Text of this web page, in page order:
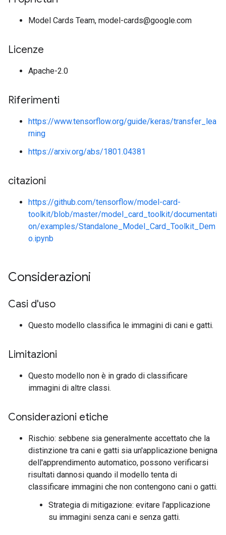
Model Cards Team, model-cards@google.com
Licenze
Apache-2.0
Riferimenti
https://www.tensorflow.org/guide/keras/transfer_lea
rning
https://arxiv.org/abs/1801.04381
citazioni
https://github.com/tensorflow/model-card-
toolkit/blob/master/model_card_toolkit/documentati
on/examples/Standalone_Model_Card_Toolkit_Dem
o.ipynb
Considerazioni
Casi d'uso
Questo modello classifica le immagini di cani e gatti.
Limitazioni
Questo modello non è in grado di classificare
immagini di altre classi.
Considerazioni etiche
Rischio: sebbene sia generalmente accettato che la
distinzione tra cani e gatti sia un'applicazione benigna
dell'apprendimento automatico, possono verificarsi
risultati dannosi quando il modello tenta di
classificare immagini che non contengono cani o gatti.
Strategia di mitigazione: evitare l'applicazione
su immagini senza cani e senza gatti.